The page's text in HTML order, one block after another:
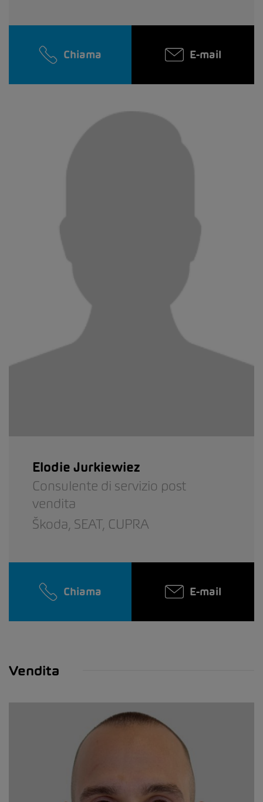
Chiama E-mail
Elodie Jurkiewiez
Consulente di servizio post
vendita
Škoda, SEAT, CUPRA
Chiama E-mail
Vendita